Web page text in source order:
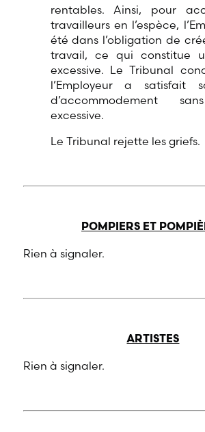
rentables. Ainsi, pour
travailleurs en l’espèce,
été dans l’obligation de
travail, ce qui constitue
excessive. Le Tribunal
l’Employeur a satisfait
d’accommodement
excessive.
Le Tribunal rejette les griefs.
POMPIERS ET
Rien à signaler.
ARTISTES
Rien à signaler.